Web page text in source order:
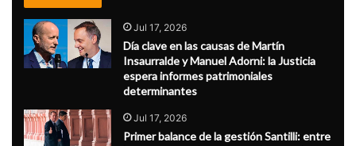
Jul 17, 2026
Día clave en las causas de Martín
Insaurralde y Manuel Adorni: la Justicia
espera informes patrimoniales
determinantes
Jul 17, 2026
Primer balance de la gestión Santilli: entre